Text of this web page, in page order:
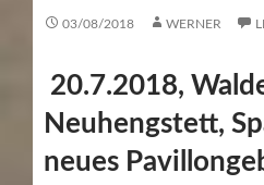
03/08/2018 WERNER
20.7.2018,
Neuhengstett,
neues